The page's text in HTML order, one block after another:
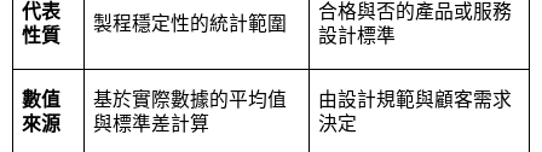
代表
性質
製程穩定性的統計範圍
合格與否的產品或服務
設計標準
數值
來源
基於實際數據的平均值
與標準差計算
由設計規範與顧客需求
決定